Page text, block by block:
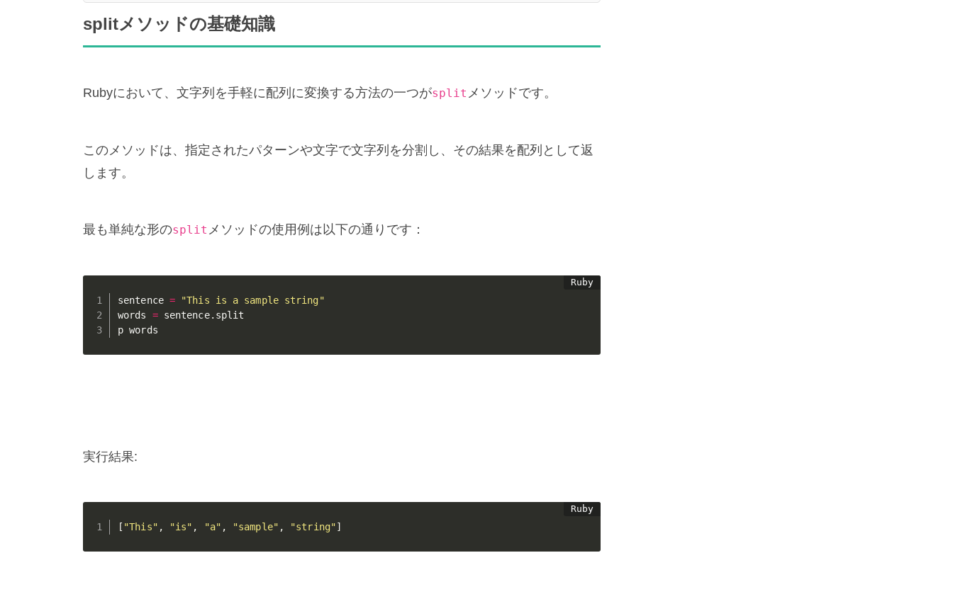
splitメソッドの基礎知識
Rubyにおいて、文字列を手軽に配列に変換する方法の一つがsplit メソッドです。
このメソッドは、指定されたパターンや文字で文字列を分割し、その結果を配列として返
します。
最も単純な形のsplit メソッドの使用例は以下の通りです：
sentence =
"This is a sample string"
words = sentence. split
p words
実行結果:
[ "This" , "is" , "a" , "sample" , "string"]